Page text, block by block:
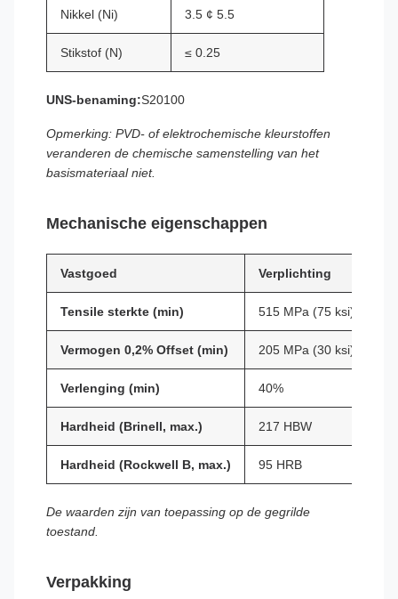
Nikkel (Ni) 3.5 ¢ 5.5
Stikstof (N) ≤ 0.25
UNS-benaming:S20100
Opmerking: PVD- of elektrochemische kleurstoffen
veranderen de chemische samenstelling van het
basismateriaal niet.
Mechanische eigenschappen
Vastgoed Verplichting
Tensile sterkte (min) 515 MPa (75 ksi)
Vermogen 0,2% Offset (min) 205 MPa (30 ksi)
Verlenging (min) 40%
Hardheid (Brinell, max.) 217 HBW
Hardheid (Rockwell B, max.) 95 HRB
De waarden zijn van toepassing op de gegrilde
toestand.
Verpakking